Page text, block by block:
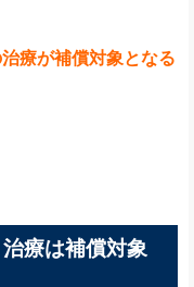
療が補償対象となる
療は補償対象